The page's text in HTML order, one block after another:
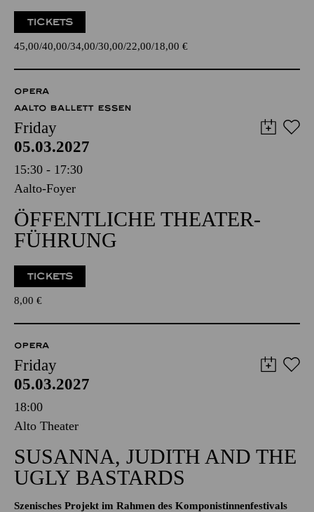
TICKETS
45,00 40,00 34,00 30,00 22,00 18,00 €
OPERA
AALTO BALLETT ESSEN
Friday
05.03.2027
15:30 - 17:30
Aalto-Foyer
ÖFFENTLICHE THEATER­
FÜHRUNG
TICKETS
8,00 €
OPERA
Friday
05.03.2027
18:00
Alto Theater
SUSANNA, JUDITH AND THE
UGLY BASTARDS
Szenisches Projekt im Rahmen des Komponistinnenfestivals